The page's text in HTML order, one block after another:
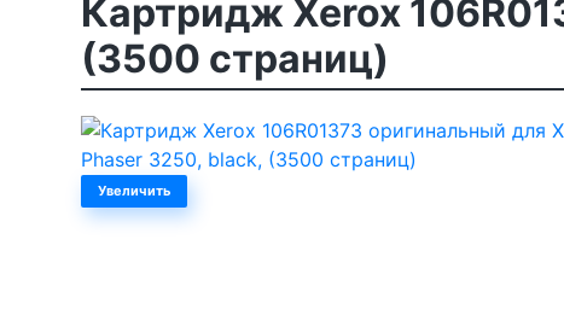
Картридж Xerox
(3500 страниц)
Увеличить